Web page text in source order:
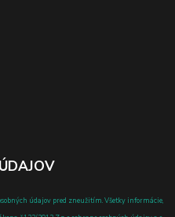
údajov pred zneužitím. Všetky informácie,